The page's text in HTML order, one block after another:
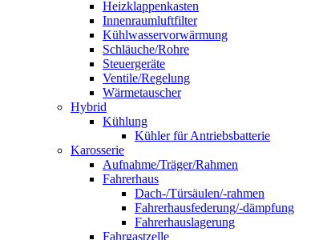
Heizklappenkasten
Innenraumluftfilter
Kühlwasservorwärmung
Schläuche/Rohre
Steuergeräte
Ventile/Regelung
Wärmetauscher
Hybrid
Kühlung
Kühler für Antriebsbatterie
Karosserie
Aufnahme/Träger/Rahmen
Fahrerhaus
Dach-/Türsäulen/-rahmen
Fahrerhausfederung/-dämpfung
Fahrerhauslagerung
Fahrgastzelle